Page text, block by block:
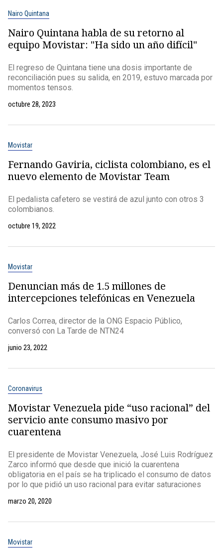
Nairo Quintana
Nairo Quintana habla de su retorno al
equipo Movistar: "Ha sido un año difícil"
El regreso de Quintana tiene una dosis importante de
reconciliación pues su salida, en 2019, estuvo marcada por
momentos tensos.
octubre 28, 2023
Movistar
Fernando Gaviria, ciclista colombiano, es el
nuevo elemento de Movistar Team
El pedalista cafetero se vestirá de azul junto con otros 3
colombianos.
octubre 19, 2022
Movistar
Denuncian más de 1.5 millones de
intercepciones telefónicas en Venezuela
Carlos Correa, director de la ONG Espacio Público,
conversó con La Tarde de NTN24
junio 23, 2022
Coronavirus
Movistar Venezuela pide “uso racional” del
servicio ante consumo masivo por
cuarentena
El presidente de Movistar Venezuela, José Luis Rodríguez
Zarco informó que desde que inició la cuarentena
obligatoria en el país se ha triplicado el consumo de datos
por lo que pidió un uso racional para evitar saturaciones
marzo 20, 2020
Movistar